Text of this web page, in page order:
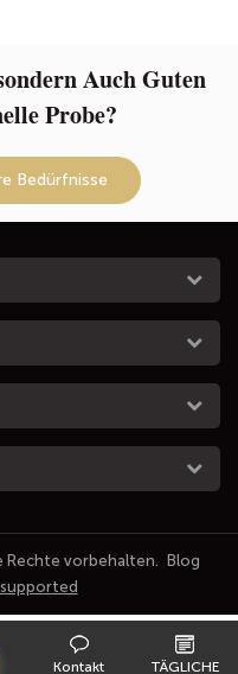
Auch Guten
Probe?
Bedürfnisse
Rechte vorbehalten.
Blog
TÄGLICHE
Kontakt